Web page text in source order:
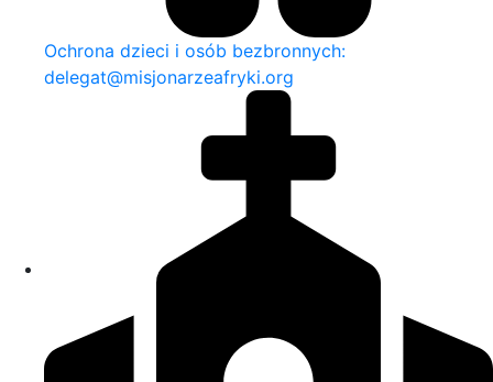
Ochrona dzieci i osób bezbronnych:
delegat@misjonarzeafryki.org